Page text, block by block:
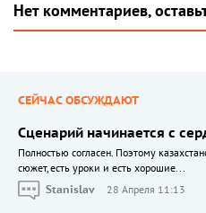
Нет комментариев,
СЕЙЧАС ОБСУЖДАЮТ
Сценарий начинается с
Полностью согласен. Поэтому
сюжет, есть уроки и есть хорошие...
Stanislav
28 Апреля 11:13